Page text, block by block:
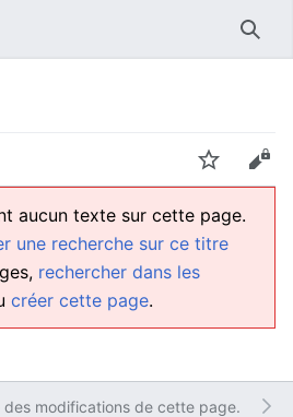
Suivre
aucun texte sur cette page.
une recherche sur ce titre
rechercher dans les
créer cette page.
des modifications de cette page.